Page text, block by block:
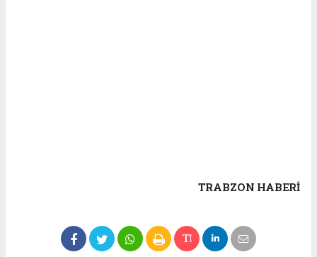
TRABZON HABERİ